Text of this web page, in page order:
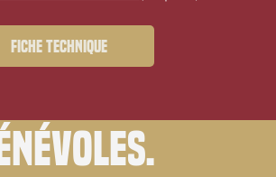
Fiche technique